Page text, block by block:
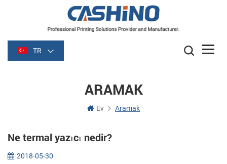
TR
ARAMAK
Ev Aramak
Ne termal yazıcı nedir?
2018-05-30